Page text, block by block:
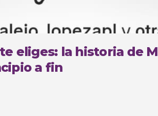
eliges: la historia de
a fin